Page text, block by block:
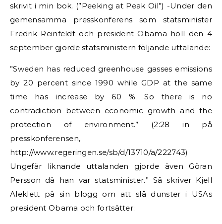
skrivit i min bok. (”Peeking at Peak Oil”) -Under den
gemensamma presskonferens som statsminister
Fredrik Reinfeldt och president Obama höll den 4
september gjorde statsministern följande uttalande:
”Sweden has reduced greenhouse gasses emissions
by 20 percent since 1990 while GDP at the same
time has increase by 60 %. So there is no
contradiction between economic growth and the
protection of environment.” (2:28 in på
presskonferensen,
http://www.regeringen.se/sb/d/13710/a/222743)
Ungefär liknande uttalanden gjorde även Göran
Persson då han var statsminister.” Så skriver Kjell
Aleklett på sin blogg om att slå dunster i USAs
president Obama och fortsätter: